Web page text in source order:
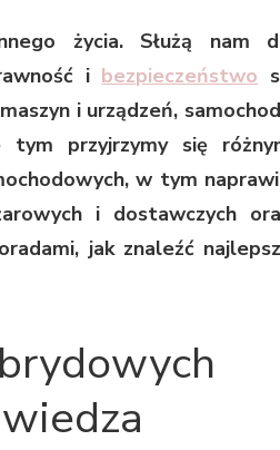
życia. Służą nam
i bezpieczeństwo
i urządzeń,
przyjrzymy się
w tym
i dostawczych
jak znaleźć